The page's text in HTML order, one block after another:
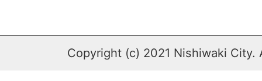
Copyright (c) 2021 Nishiwaki City.